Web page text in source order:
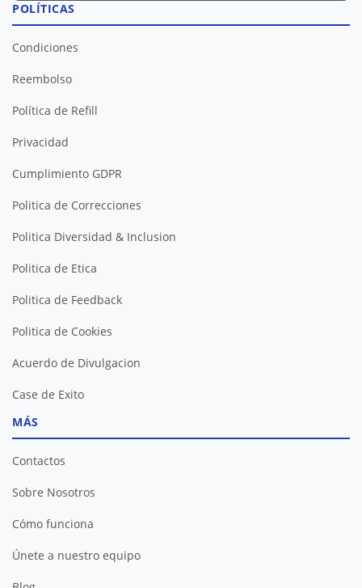
POLÍTICAS
Condiciones
Reembolso
Política de Refill
Privacidad
Cumplimiento GDPR
Politica de Correcciones
Politica Diversidad & Inclusion
Politica de Etica
Politica de Feedback
Politica de Cookies
Acuerdo de Divulgacion
Case de Exito
MÁS
Contactos
Sobre Nosotros
Cómo funciona
Únete a nuestro equipo